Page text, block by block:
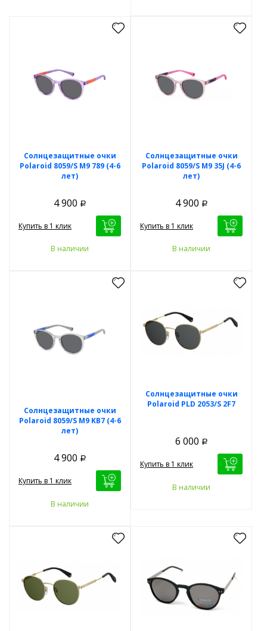
Солнцезащитные очки
Polaroid 8059/S M9 789 (4-6
лет)
4 900 Р
Купить в 1 клик
В наличии
Солнцезащитные очки
Polaroid 8059/S M9 35J (4-6
лет)
4 900 Р
Купить в 1 клик
В наличии
Солнцезащитные очки
Polaroid 8059/S M9 KB7 (4-6
лет)
4 900 Р
Купить в 1 клик
В наличии
Солнцезащитные очки
Polaroid PLD 2053/S 2F7
6 000 Р
Купить в 1 клик
В наличии